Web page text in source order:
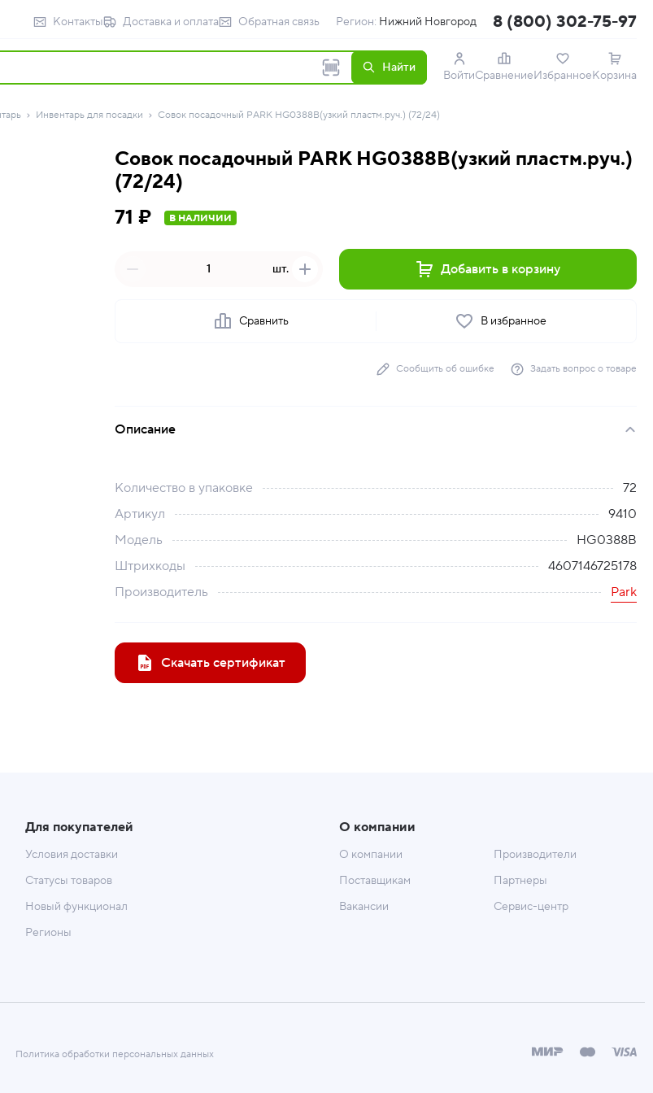
Контакты Доставка и оплата Обратная связь Регион: Нижний Новгород 8 (800) 302-75-97
Найти
ВойтиСравнениеИзбранноеКорзина
Инвентарь для посадки Совок посадочный PARK HG0388В(узкий пластм.руч.) (72/24)
Совок посадочный PARK HG0388В(узкий пластм.руч.)
(72/24)
71 ₽
В НАЛИЧИИ
шт. Добавить в корзину
Сравнить В избранное
Сообщить об ошибке Задать вопрос о товаре
Описание
Количество в упаковке
72
Артикул
9410
Модель
HG0388В
Штрихкоды
4607146725178
Производитель
Park
Скачать сертификат
Для покупателей
Условия доставки
Статусы товаров
Новый функционал
Регионы
О компании
О компании
Поставщикам
Вакансии
Производители
Партнеры
Сервис-центр
Политика обработки персональных данных